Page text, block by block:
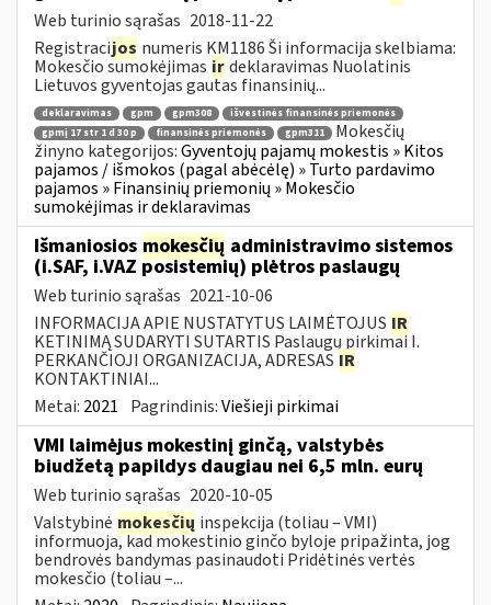
Web turinio sąrašas 2018-11-22
Registracijos numeris KM1186 Ši informacija skelbiama:
Mokesčio sumokėjimas irdeklaravimas Nuolatinis
Lietuvos gyventojas gautas finansinių...
deklaravimas gpm gpm308
išvestinės finansinės priemonės
gpmį 17 str 1 d 30 p
finansinės priemonės gpm311
Mokesčių
žinyno kategorijos:Gyventojų pajamų mokestis » Kitos
pajamos / išmokos (pagal abėcėlę) » Turto pardavimo
pajamos » Finansinių priemonių » Mokesčio
sumokėjimas ir deklaravimas
Išmaniosios mokesčių administravimo sistemos
(i.SAF, i.VAZ posistemių) plėtros paslaugų
Web turinio sąrašas 2021-10-06
INFORMACIJA APIE NUSTATYTUS LAIMĖTOJUS IR
KETINIMĄ SUDARYTI SUTARTIS Paslaugų pirkimai I.
PERKANČIOJI ORGANIZACIJA, ADRESAS IR
KONTAKTINIAI...
Metai: 2021 Pagrindinis:Viešieji pirkimai
VMI laimėjus mokestinį ginčą, valstybės
biudžetą papildys daugiau nei 6,5 mln. eurų
Web turinio sąrašas 2020-10-05
Valstybinė mokesčių inspekcija (toliau – VMI)
informuoja, kad mokestinio ginčo byloje pripažinta, jog
bendrovės bandymas pasinaudoti Pridėtinės vertės
mokesčio (toliau –...